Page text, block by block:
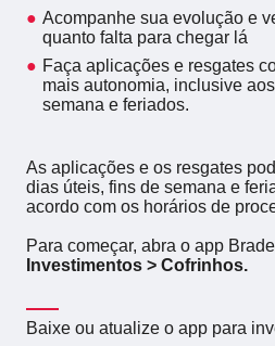
Acompanhe sua evolução e
quanto falta para chegar lá
Faça aplicações e resgates
mais autonomia, inclusive
semana e feriados.
As aplicações e os resgates
dias úteis, fins de semana e
acordo com os horários de
Para começar, abra o app
Investimentos > Cofrinhos.
Baixe ou atualize o app para